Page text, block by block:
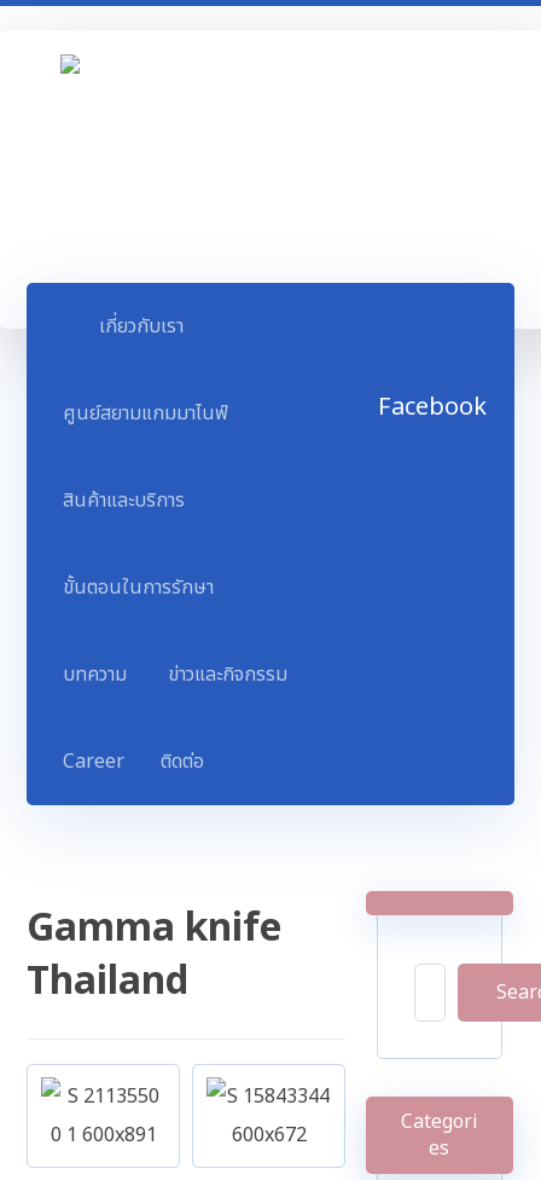
เกี่ยวกับเรา
ศูนย์สยามแกมมาไนฟ์
สินค้าและบริการ
ขั้นตอนในการรักษา
บทความ ข่าวและกิจกรรม
Career ติดต่อ
Facebook
Gamma knife
Thailand
Categori
es